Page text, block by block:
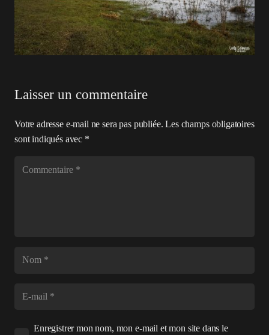
Laisser un commentaire
Votre adresse e-mail ne sera pas publiée. Les champs obligatoires
sont indiqués avec *
Enregistrer mon nom, mon e-mail et mon site dans le